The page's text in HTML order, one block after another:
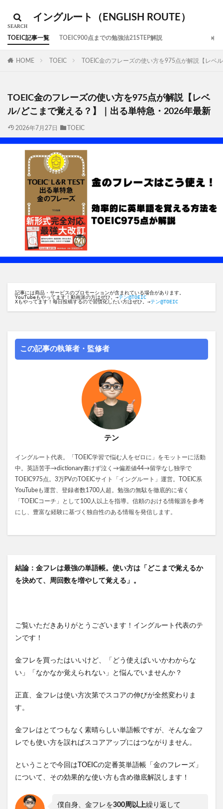
イングルート（ENGLISH ROUTE）
TOEIC記事一覧 TOEIC900点までの勉強法21STEP解説
HOME TOEIC TOEIC金のフレーズの使い方を975点が解説【レ
TOEIC金のフレーズの使い方を975点が解説【レベ
ル/どこまで覚える？】｜出る単特急・2026年最新
2026年7月27日 TOEIC
記事には商品・サービスのプロモーションが含まれている場合があります。
YouTubeもやってます！動画派の方はぜひ。→テン@TOEIC
Xもやってます！毎日投稿するので習慣化したい方はぜひ。→テン@TOEIC
この記事の執筆者・監修者
テン
イングルート代表。「TOEIC学習で悩む人をゼロに」をモットーに活動
中。英語苦手→dictionary書けず泣く→偏差値44→留学なし独学で
TOEIC975点。3万PVのTOEICサイト「イングルート」運営。TOEIC系
YouTubeも運営、登録者数1700人超。勉強の無駄を徹底的に省く
「TOEICコーチ」として100人以上を指導。信頼のおける情報源を参考
にし、豊富な経験に基づく独自性のある情報を発信します。
結論：金フレは最強の単語帳。使い方は「どこまで覚えるか
を決めて、周回数を増やして覚える」。
ご覧いただきありがとうございます！イングルート代表のテ
ンです！
金フレを買ったはいいけど、「どう使えばいいかわからな
い」「なかなか覚えられない」と悩んでいませんか？
正直、金フレは使い方次第でスコアの伸びが全然変わりま
す。
金フレはとてつもなく素晴らしい単語帳ですが、そんな金フ
レでも使い方を誤ればスコアアップにはつながりません。
ということで今回はTOEICの定番英単語帳「金のフレーズ」
について、その効果的な使い方も含め徹底解説します！
僕自身、金フレを300周以上繰り返して